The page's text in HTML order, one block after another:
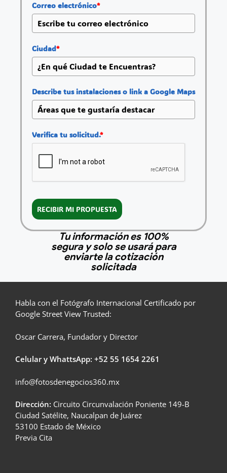
Correo electrónico*
Ciudad*
Describe tus instalaciones o link a Google Maps
Verifica tu solicitud.*
RECIBIR MI PROPUESTA
Tu información es 100%
segura y solo se usará para
enviarte la cotización
solicitada
Habla con el Fotógrafo Internacional Certificado por
Google Street View Trusted:
Oscar Carrera, Fundador y Director
Celular y WhattsApp: +52 55 1654 2261
info@fotosdenegocios360.mx
Dirección: Circuito Circunvalación Poniente 149-B
Ciudad Satélite, Naucalpan de Juárez
53100 Estado de México
Previa Cita